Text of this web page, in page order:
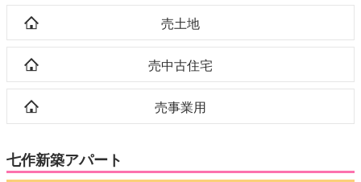
売土地
売中古住宅
売事業用
七作新築アパート